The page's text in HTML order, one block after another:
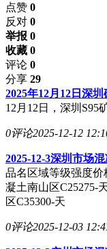
点赞 0
反对 0
举报 0
收藏 0
评论 0
分享 29
2025年12月12日深
12月12日，深圳S95
0评论2025-12-12
2025-12-3深圳市场
品名区域等级强度价
凝土南山区C25275-
区C35300-天
0评论2025-12-03